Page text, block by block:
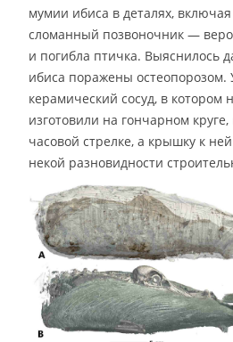
мумии ибиса в деталях,
сломанный позвоночник —
и погибла птичка. Выяснилось
ибиса поражены остеопорозом.
керамический сосуд, в котором
изготовили на гончарном
часовой стрелке, а крышку к
некой разновидности